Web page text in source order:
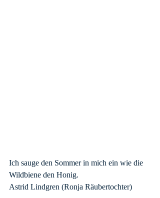
Ich sauge den Sommer in mich ein wie die
Wildbiene den Honig.
Astrid Lindgren (Ronja Räubertochter)